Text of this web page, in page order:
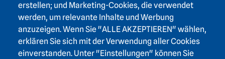
erstellen; und Marketing-Cookies, die verwendet
werden, um relevante Inhalte und Werbung
anzuzeigen. Wenn Sie "ALLE AKZEPTIEREN" wählen,
erklären Sie sich mit der Verwendung aller Cookies
einverstanden. Unter "Einstellungen" können Sie
69117 Heidelberg
+49 6221 / 54 32 65
hadw@hadw-bw.de